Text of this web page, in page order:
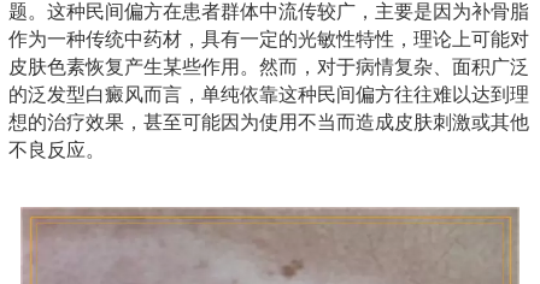
题。这种民间偏方在患者群体中流传较广，主要是因为补骨脂
作为一种传统中药材，具有一定的光敏性特性，理论上可能对
皮肤色素恢复产生某些作用。然而，对于病情复杂、面积广泛
的泛发型白癜风而言，单纯依靠这种民间偏方往往难以达到理
想的治疗效果，甚至可能因为使用不当而造成皮肤刺激或其他
不良反应。